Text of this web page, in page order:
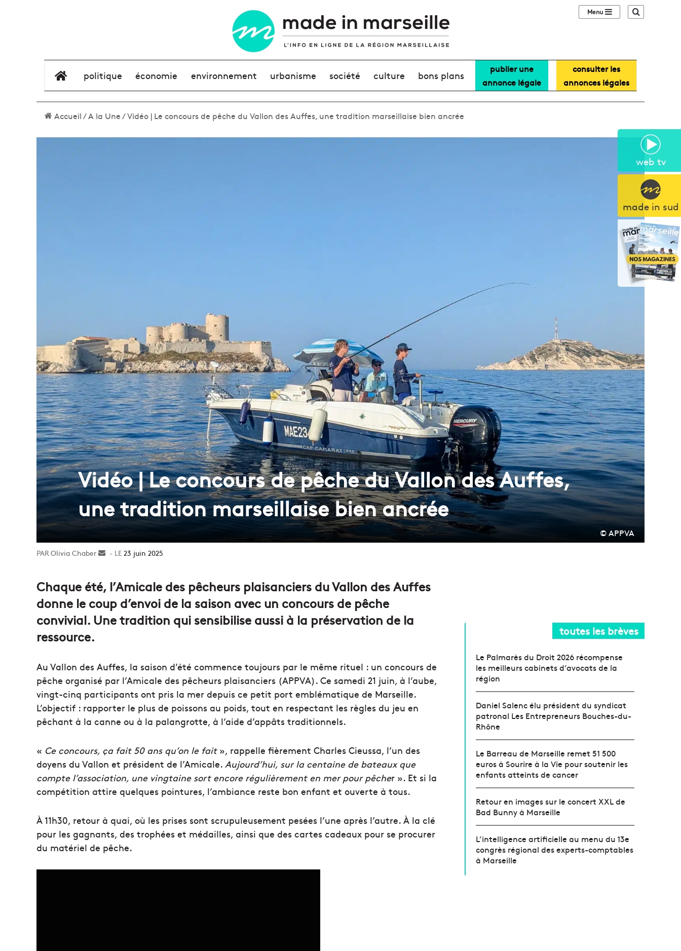
web tv
made in sud
Sidebar (barre
élément de menu
politique économie environnement urbanisme société culture bons plans
publier une
annonce légale
consulter les
annonces légales
Accueil/A la Une/Vidéo | Le concours de pêche du Vallon des Auffes, une tradition marseillaise bien ancrée
Vidéo | Le concours de pêche du Vallon des Auffes,
une tradition marseillaise bien ancrée
© APPVA
Olivia Chaber
Envoyer23 juin 2025
Chaque été, l’Amicale des pêcheurs plaisanciers du Vallon des Auffes
donne le coup d’envoi de la saison avec un concours de pêche
convivial. Une tradition qui sensibilise aussi à la préservation de la
ressource.
Au Vallon des Auffes, la saison d’été commence toujours par le même rituel : un concours de
pêche organisé par l’Amicale des pêcheurs plaisanciers (APPVA). Ce samedi 21 juin, à l’aube,
vingt-cinq participants ont pris la mer depuis ce petit port emblématique de Marseille.
L’objectif : rapporter le plus de poissons au poids, tout en respectant les règles du jeu en
pêchant à la canne ou à la palangrotte, à l’aide d’appâts traditionnels.
« Ce concours, ça fait 50 ans qu’on le fait», rappelle fièrement Charles Cieussa, l’un des
doyens du Vallon et président de l’Amicale. Aujourd’hui, sur la centaine de bateaux que
compte l’association, une vingtaine sort encore régulièrement en mer pour pêcher ». Et si la
compétition attire quelques pointures, l’ambiance reste bon enfant et ouverte à tous.
À 11h30, retour à quai, où les prises sont scrupuleusement pesées l’une après l’autre. À la clé
pour les gagnants, des trophées et médailles, ainsi que des cartes cadeaux pour se procurer
du matériel de pêche.
toutes les brèves
Le Palmarès du Droit 2026 récompense
les meilleurs cabinets d’avocats de la
région
Daniel Salenc élu président du syndicat
patronal Les Entrepreneurs Bouches-du-
Rhône
Le Barreau de Marseille remet 51 500
euros à Sourire à la Vie pour soutenir les
enfants atteints de cancer
Retour en images sur le concert XXL de
Bad Bunny à Marseille
L’intelligence artificielle au menu du 13e
congrès régional des experts-comptables
à Marseille